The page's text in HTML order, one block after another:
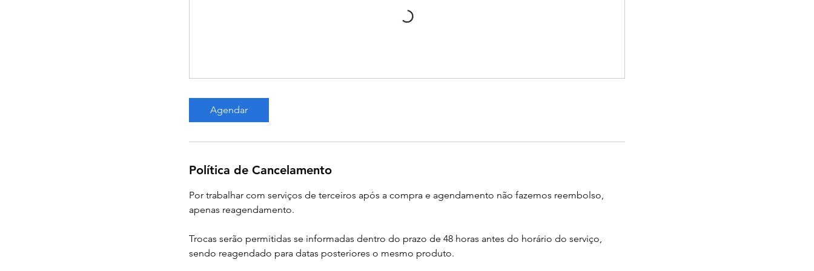
Agendar
Política de Cancelamento
Por trabalhar com serviços de terceiros após a compra e agendamento não fazemos reembolso,
apenas reagendamento.
Trocas serão permitidas se informadas dentro do prazo de 48 horas antes do horário do serviço,
sendo reagendado para datas posteriores o mesmo produto.